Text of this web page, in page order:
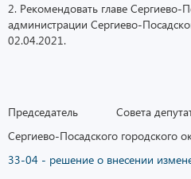
2. Рекомендовать главе Сергиево-
администрации Сергиево-
02.04.2021.
Председатель Совета
Сергиево-
33-04 - решение о внесении